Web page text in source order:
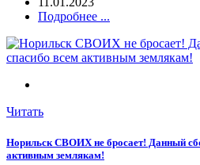
Подробнее ...
Читать
Норильск СВОИХ не бросает! Данный
активным землякам!